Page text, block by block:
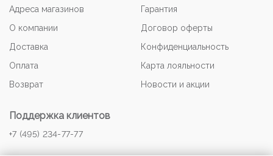
Адреса магазинов
О компании
Доставка
Оплата
Возврат
Гарантия
Договор оферты
Конфиденциальность
Карта лояльности
Новости и акции
Поддержка клиентов
+7 (495) 234-77-77